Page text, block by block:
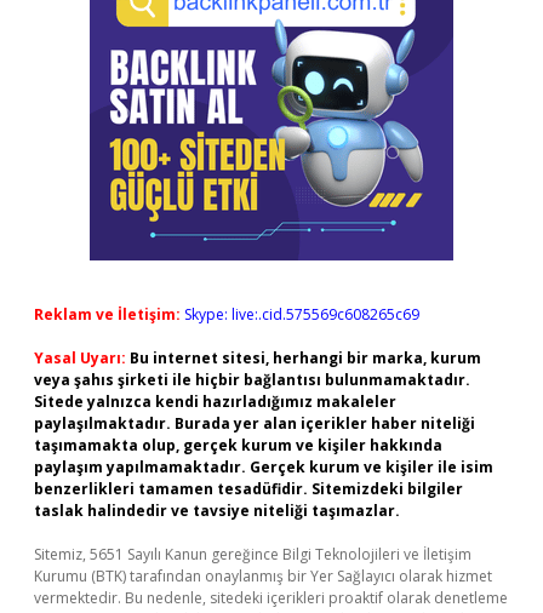
Reklam ve İletişim: Skype: live:.cid.575569c608265c69
Yasal Uyarı: Bu internet sitesi, herhangi bir marka, kurum
veya şahıs şirketi ile hiçbir bağlantısı bulunmamaktadır.
Sitede yalnızca kendi hazırladığımız makaleler
paylaşılmaktadır. Burada yer alan içerikler haber niteliği
taşımamakta olup, gerçek kurum ve kişiler hakkında
paylaşım yapılmamaktadır. Gerçek kurum ve kişiler ile isim
benzerlikleri tamamen tesadüfidir. Sitemizdeki bilgiler
taslak halindedir ve tavsiye niteliği taşımazlar.
Sitemiz, 5651 Sayılı Kanun gereğince Bilgi Teknolojileri ve İletişim
Kurumu (BTK) tarafından onaylanmış bir Yer Sağlayıcı olarak hizmet
vermektedir. Bu nedenle, sitedeki içerikleri proaktif olarak denetleme